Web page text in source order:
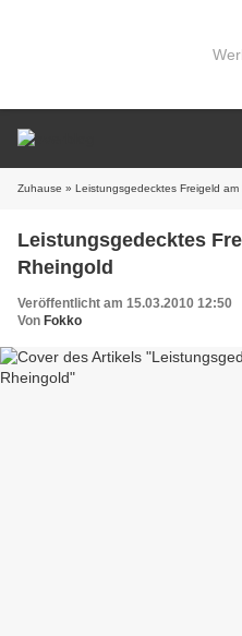
Zuhause » Leistungsgedecktes Freigeld
Leistungsgedecktes
Rheingold
Veröffentlicht am 15.03.2010 12:50
Von Fokko